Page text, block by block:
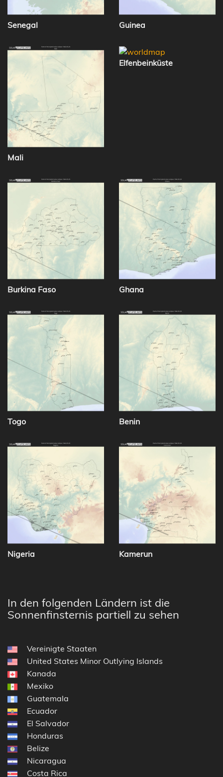
Senegal Guinea
Mali
Elfenbeinküste
Burkina Faso Ghana
Togo Benin
Nigeria Kamerun
In den folgenden Ländern ist die
Sonnenfinsternis partiell zu sehen
Vereinigte Staaten
United States Minor Outlying Islands
Kanada
Mexiko
Guatemala
Ecuador
El Salvador
Honduras
Belize
Nicaragua
Costa Rica